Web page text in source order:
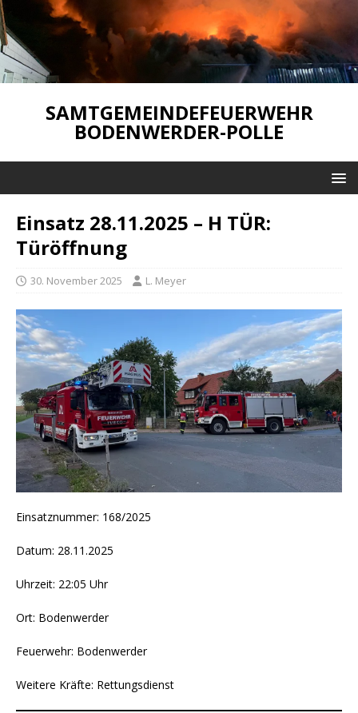
SAMTGEMEINDEFEUERWEHR
BODENWERDER-POLLE
Einsatz 28.11.2025 – H TÜR:
Türöffnung
30. November 2025 L. Meyer
Einsatznummer: 168/2025
Datum: 28.11.2025
Uhrzeit: 22:05 Uhr
Ort: Bodenwerder
Feuerwehr: Bodenwerder
Weitere Kräfte: Rettungsdienst